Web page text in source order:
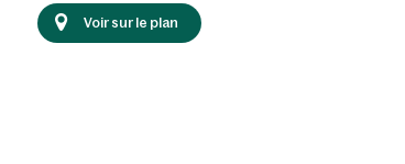
Voir sur le plan